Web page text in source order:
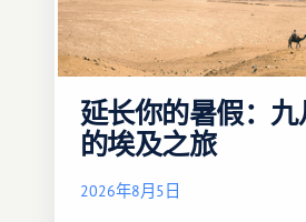
延长你的暑假：九
的埃及之旅
2026年8月5日